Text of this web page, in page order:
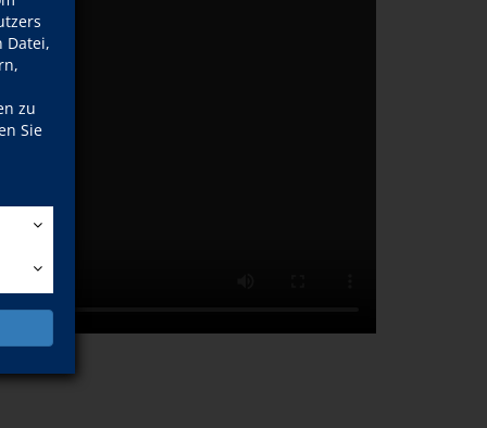
Datei,
zu
Sie